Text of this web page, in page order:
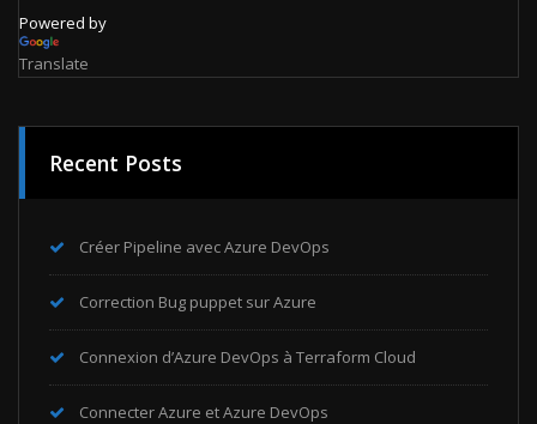
Powered by
Translate
Recent Posts
Créer Pipeline avec Azure DevOps
Correction Bug puppet sur Azure
Connexion d’Azure DevOps à Terraform Cloud
Connecter Azure et Azure DevOps